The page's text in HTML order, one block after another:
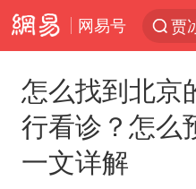
网易号
贾
路
怎么找到北京
行看诊？怎么
一文详解